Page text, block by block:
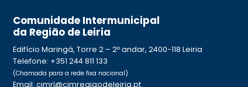
Comunidade Intermunicipal
da Região de Leiria
Edifício Maringá, Torre 2 – 2º andar, 2400-118 Leiria
Telefone: +351 244 811 133
(Chamada para a rede fixa nacional)
Email: cimrl@cimregiaodeleiria.pt